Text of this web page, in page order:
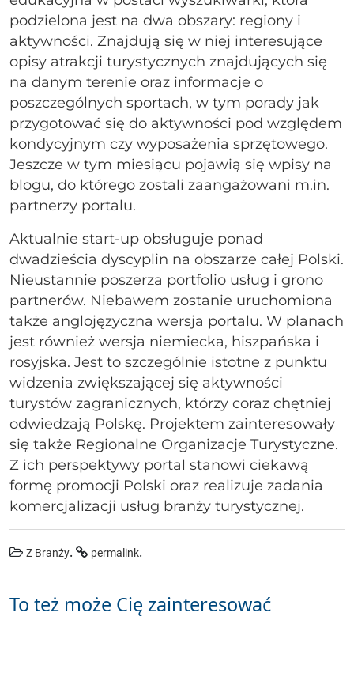
podzielona jest na dwa obszary: regiony i
aktywności. Znajdują się w niej interesujące
opisy atrakcji turystycznych znajdujących się
na danym terenie oraz informacje o
poszczególnych sportach, w tym porady jak
przygotować się do aktywności pod względem
kondycyjnym czy wyposażenia sprzętowego.
Jeszcze w tym miesiącu pojawią się wpisy na
blogu, do którego zostali zaangażowani m.in.
partnerzy portalu.
Aktualnie start-up obsługuje ponad
dwadzieścia dyscyplin na obszarze całej Polski.
Nieustannie poszerza portfolio usług i grono
partnerów. Niebawem zostanie uruchomiona
także anglojęzyczna wersja portalu. W planach
jest również wersja niemiecka, hiszpańska i
rosyjska. Jest to szczególnie istotne z punktu
widzenia zwiększającej się aktywności
turystów zagranicznych, którzy coraz chętniej
odwiedzają Polskę. Projektem zainteresowały
się także Regionalne Organizacje Turystyczne.
Z ich perspektywy portal stanowi ciekawą
formę promocji Polski oraz realizuje zadania
komercjalizacji usług branży turystycznej.
Z Branży. permalink.
To też może Cię zainteresować